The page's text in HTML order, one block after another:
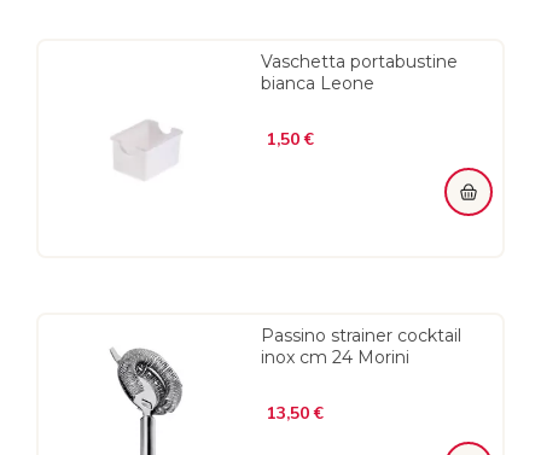
Vaschetta portabustine
bianca Leone
1,50 €
Passino strainer cocktail
inox cm 24 Morini
13,50 €